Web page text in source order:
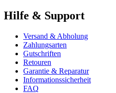
Hilfe & Support
Versand & Abholung
Zahlungsarten
Gutschriften
Retouren
Garantie & Reparatur
Informationssicherheit
FAQ